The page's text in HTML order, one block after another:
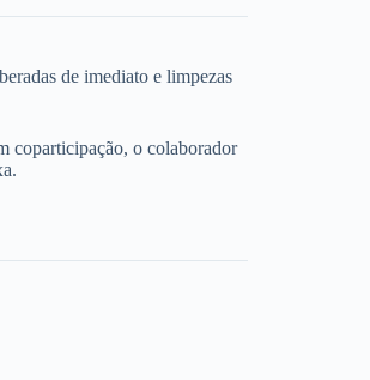
de imediato e limpezas
coparticipação, o colaborador